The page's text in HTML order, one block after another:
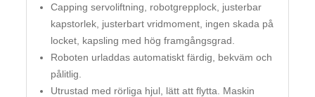
Capping servoliftning, robotgrepplock, justerbar
kapstorlek, justerbart vridmoment, ingen skada på
locket, kapsling med hög framgångsgrad.
Roboten urladdas automatiskt färdig, bekväm och
pålitlig.
Utrustad med rörliga hjul, lätt att flytta. Maskin